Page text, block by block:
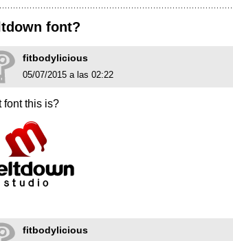
font?
fitbodylicious
05/07/2015 a las 02:22
font this is?
fitbodylicious